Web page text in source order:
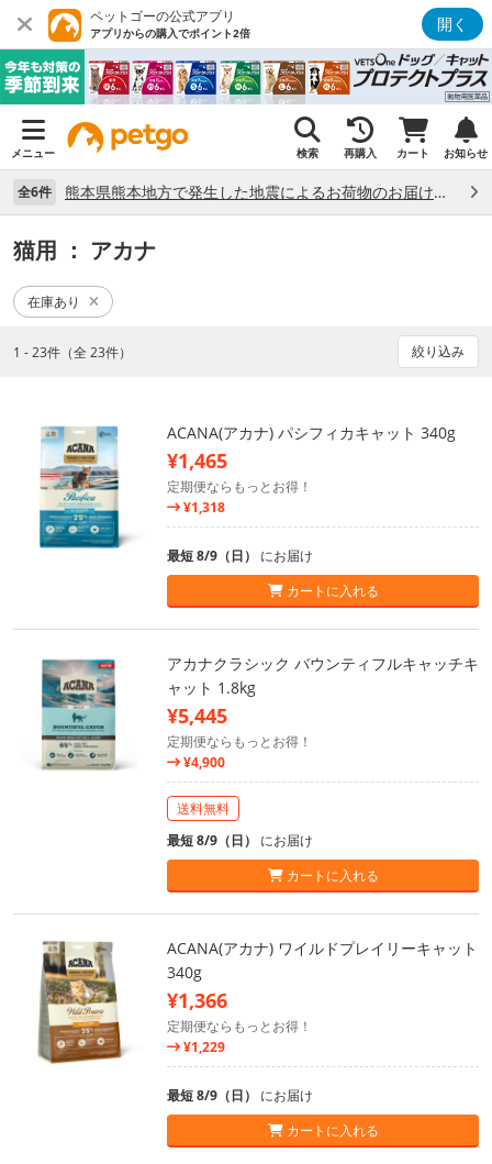
ペットゴーの公式アプリ
アプリからの購入でポイント2倍 開く
メニュー 検索 再購入 カート お知らせ
全6件 熊本県熊本地方で発生した地震によるお荷物のお届け状況について （7/28）
猫用 ： アカナ
在庫あり
1 - 23件（全 23件） 絞り込み
ACANA(アカナ) パシフィカキャット 340g
¥1,465
定期便ならもっとお得！
¥1,318
最短 8/9（日） にお届け
カートに入れる
アカナクラシック バウンティフルキャッチキ
ャット 1.8kg
¥5,445
定期便ならもっとお得！
¥4,900
送料無料
最短 8/9（日） にお届け
カートに入れる
ACANA(アカナ) ワイルドプレイリーキャット
340g
¥1,366
定期便ならもっとお得！
¥1,229
最短 8/9（日） にお届け
カートに入れる